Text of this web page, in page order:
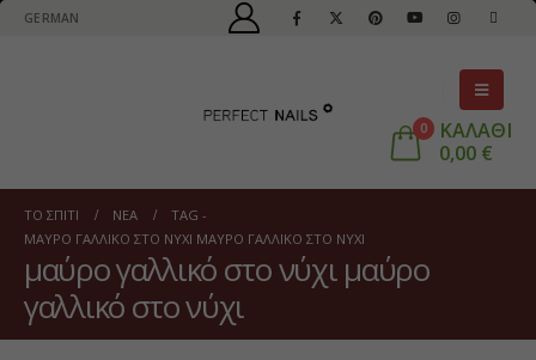
GERMAN
0
ΚΑΛΑΘΙ
0,00 €
ΤΟ ΣΠΊΤΙ ΝΈΑ
TAG -
ΜΑΎΡΟ ΓΑΛΛΙΚΌ ΣΤΟ ΝΎΧΙ ΜΑΎΡΟ ΓΑΛΛΙΚΌ ΣΤΟ ΝΎΧΙ
μαύρο γαλλικό στο νύχι μαύρο
γαλλικό στο νύχι